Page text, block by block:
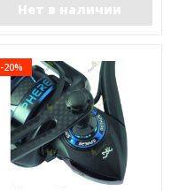
Нет в наличии
-20%